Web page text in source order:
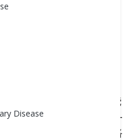
Disease
松燃烧更多卡路
方法
房待上几个小时就能燃烧
一天中所做的小动作——
都能累计到显著的卡路